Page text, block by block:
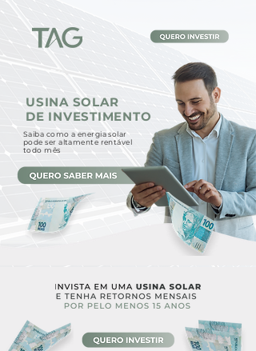
USINA SOLAR
DE INVESTIMENTO
Saiba como a energia solar
pode ser altamente rentável
todo mês